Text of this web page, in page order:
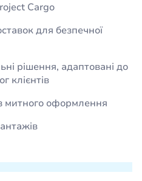
Cargo
для безпечної
рішення, адаптовані до
клієнтів
митного оформлення